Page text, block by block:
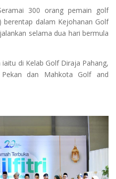
300 orang pemain golf
dalam Kejohanan Golf
selama dua hari bermula
di Kelab Golf Diraja Pahang,
dan Mahkota Golf and